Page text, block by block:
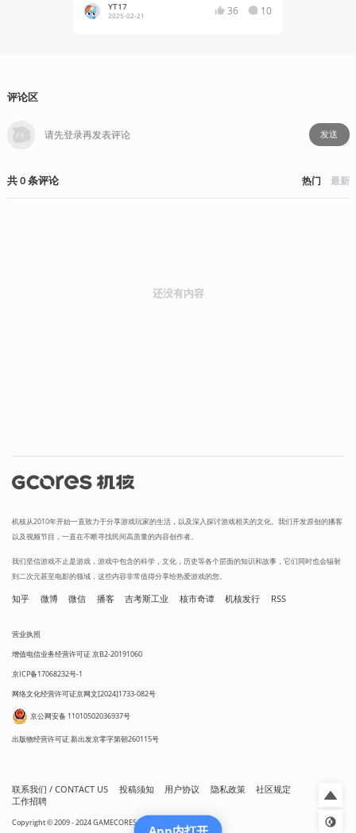
YT17
2025-02-21 36 10
评论区
发送
共0条评论 热门 最新
还没有内容
机核从2010年开始一直致力于分享游戏玩家的生活，以及深入探讨游戏相关的文化。我们开发原创的播客
以及视频节目，一直在不断寻找民间高质量的内容创作者。
我们坚信游戏不止是游戏，游戏中包含的科学，文化，历史等各个层面的知识和故事，它们同时也会辐射
到二次元甚至电影的领域，这些内容非常值得分享给热爱游戏的您。
知乎 微博 微信 播客 吉考斯工业 核市奇谭 机核发行 RSS
营业执照
增值电信业务经营许可证 京B2-20191060
京ICP备17068232号-1
网络文化经营许可证京网文[2024]1733-082号
京公网安备 11010502036937号
出版物经营许可证 新出发京零字第朝260115号
联系我们 / CONTACT US 投稿须知 用户协议 隐私政策
社区规定
工作招聘
Copyright © 2009 - 2024 GAMECORES. All Rights Reserved